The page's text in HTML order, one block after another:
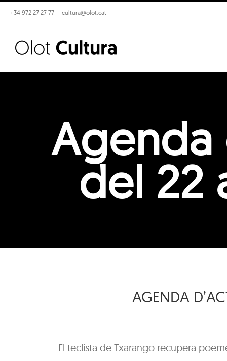
Skip
to
content
+34 972 27 27 77 | cultura@olot.cat
Agenda
del 22
AGENDA
El teclista de Txarango recupera